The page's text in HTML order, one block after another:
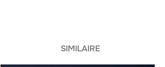
SIMILAIRE